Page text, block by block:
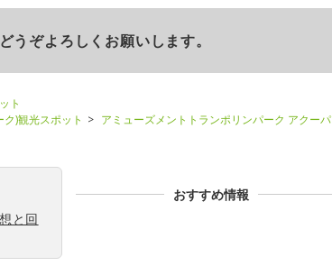
ぞよろしくお願いします。
ト
)観光スポット
アミューズメントトランポリンパーク アクーパ
と回
おすすめ情報